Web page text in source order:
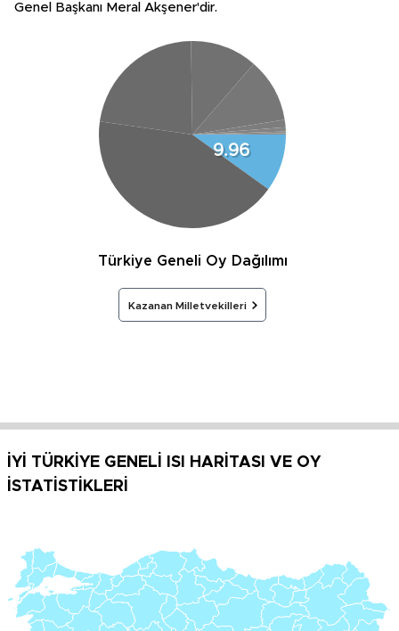
Genel Başkanı Meral Akşener'dir.
9.96
Türkiye Geneli Oy Dağılımı
Kazanan Milletvekilleri
İYİ TÜRKİYE GENELİ ISI HARİTASI VE OY
İSTATİSTİKLERİ